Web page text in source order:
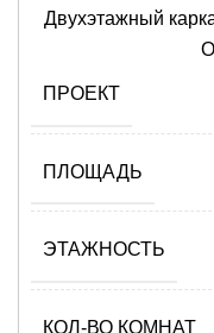
Двухэтажный
ПРОЕКТ
ПЛОЩАДЬ
ЭТАЖНОСТЬ
КОЛ-ВО КОМНАТ